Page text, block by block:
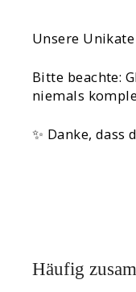
Unsere
Bitte beachte:
niemals
✨ Danke,
Häufig